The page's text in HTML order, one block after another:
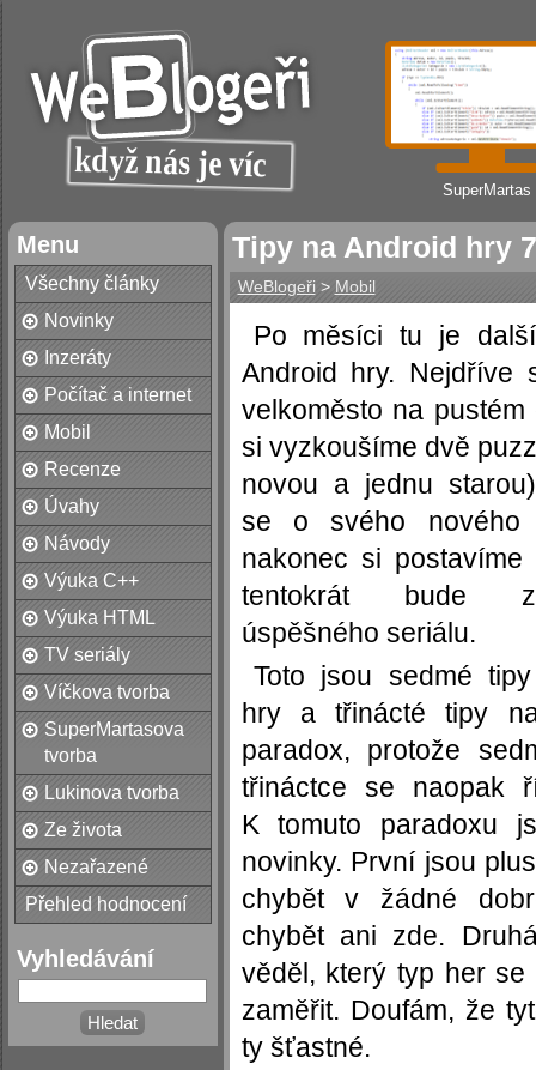
SuperMartas
Menu
Všechny články
Novinky
Inzeráty
Počítač a internet
Mobil
Recenze
Úvahy
Návody
Výuka C++
Výuka HTML
TV seriály
Víčkova tvorba
SuperMartasova
tvorba
Lukinova tvorba
Ze života
Nezařazené
Přehled hodnocení
Vyhledávání
Tipy na Android hry 7
WeBlogeři > Mobil
Po měsíci tu je
Android hry. Nejdříve
velkoměsto na pustém
si vyzkoušíme dvě
novou a jednu
se o svého nového
nakonec si postavíme
tentokrát bude
úspěšného seriálu.
Toto jsou sedmé
hry a třinácté tipy
paradox, protože
třináctce se naopak
K tomuto paradoxu
novinky. První jsou
chybět v žádné
chybět ani zde.
věděl, který typ her
zaměřit. Doufám, že
ty šťastné.